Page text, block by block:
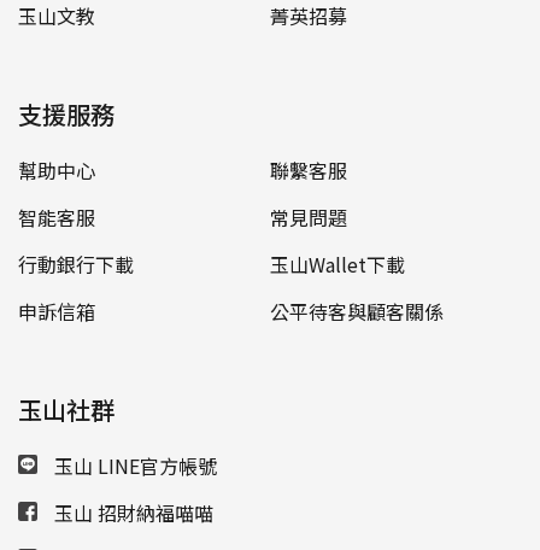
玉山文教
菁英招募
支援服務
幫助中心
聯繫客服
智能客服
常見問題
行動銀行下載
玉山Wallet下載
申訴信箱
公平待客與顧客關係
玉山社群
玉山 LINE官方帳號
玉山 招財納福喵喵